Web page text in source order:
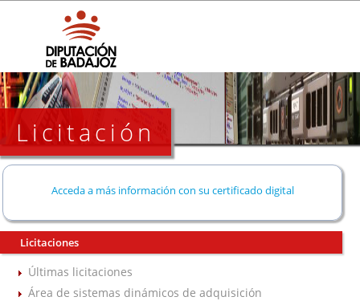
Licitación
Acceda a más información con su certificado digital
Licitaciones
Últimas licitaciones
Área de sistemas dinámicos de adquisición